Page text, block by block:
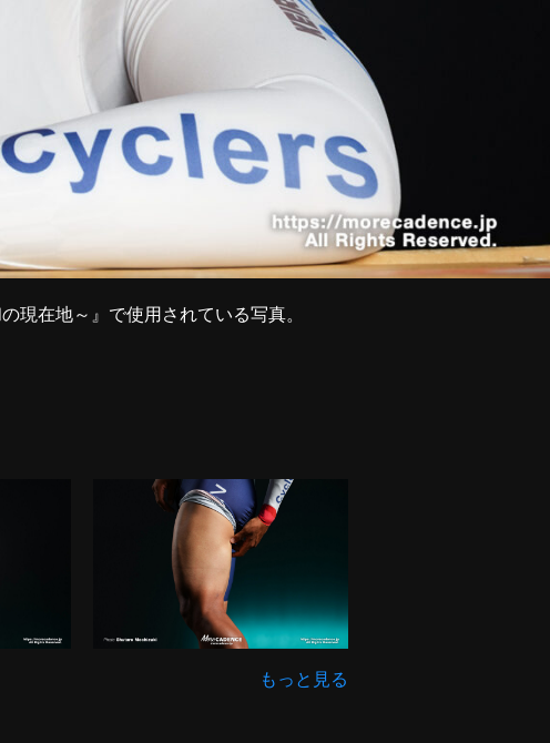
現在地～』で使用されている写真。
もっと見る